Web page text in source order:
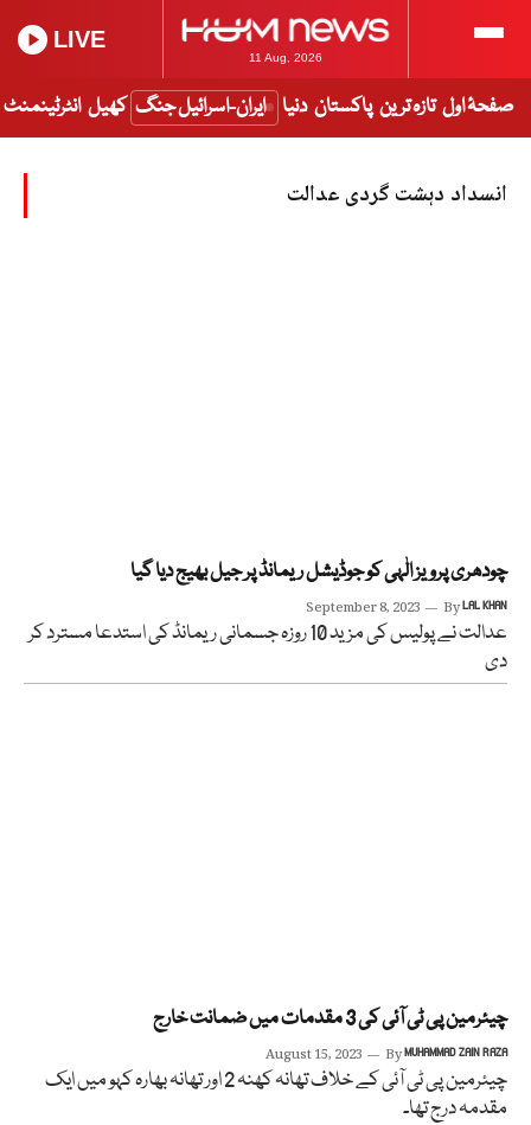
11 Aug, 2026
LIVE
صفحۂ اول تازہ ترین پاکستان دنیا ایران-اسرائیل جنگ کھیل انٹرٹینمنٹ
انسداد دہشت گردی عدالت
چودھری پرویز الٰہی کو جوڈیشل ریمانڈ پر جیل بھیج دیا گیا
September 8, 2023 ByLAL KHAN
عدالت نے پولیس کی مزید 10 روزہ جسمانی ریمانڈ کی استدعا مسترد کر
دی
چیئرمین پی ٹی آئی کی 3 مقدمات میں ضمانت خارج
August 15, 2023 ByMUHAMMAD ZAIN RAZA
چیئرمین پی ٹی آئی کے خلاف تھانہ کھنہ 2 اور تھانہ بھارہ کہو میں ایک
مقدمہ درج تھا۔